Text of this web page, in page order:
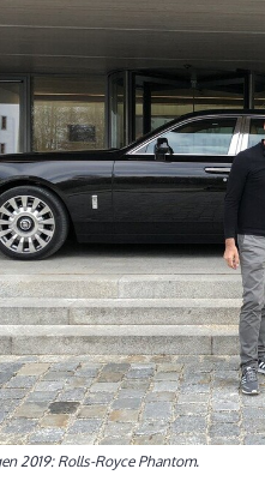
2019: Rolls-Royce Phantom.